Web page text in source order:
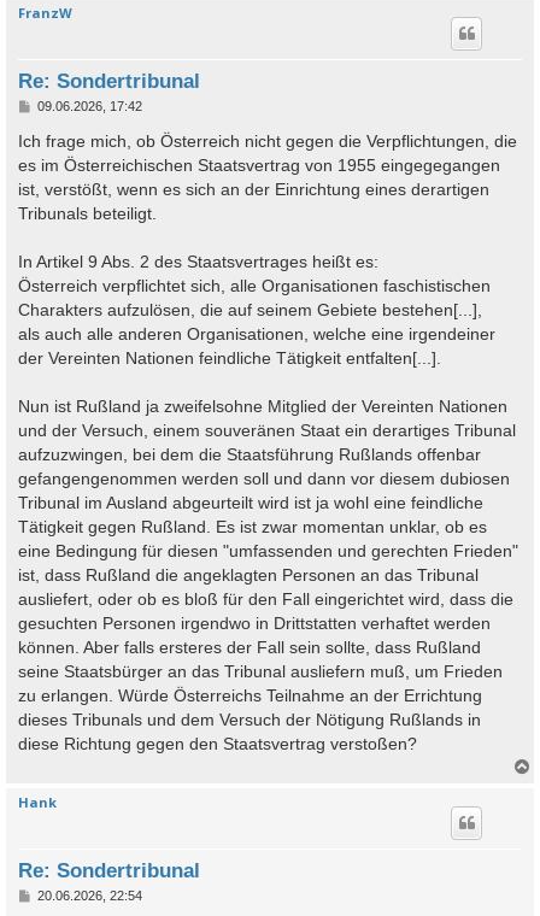
FranzW
Re: Sondertribunal
B
i
t
r
a
g
09.06.2026, 17:42
Ich frage mich, ob Österreich nicht gegen die Verpflichtungen, die
es im Österreichischen Staatsvertrag von 1955 eingegegangen
ist, verstößt, wenn es sich an der Einrichtung eines derartigen
Tribunals beteiligt.
In Artikel 9 Abs. 2 des Staatsvertrages heißt es:
Österreich verpflichtet sich, alle Organisationen faschistischen
Charakters aufzulösen, die auf seinem Gebiete bestehen[...],
als auch alle anderen Organisationen, welche eine irgendeiner
der Vereinten Nationen feindliche Tätigkeit entfalten[...].
Nun ist Rußland ja zweifelsohne Mitglied der Vereinten Nationen
und der Versuch, einem souveränen Staat ein derartiges Tribunal
aufzuzwingen, bei dem die Staatsführung Rußlands offenbar
gefangengenommen werden soll und dann vor diesem dubiosen
Tribunal im Ausland abgeurteilt wird ist ja wohl eine feindliche
Tätigkeit gegen Rußland. Es ist zwar momentan unklar, ob es
eine Bedingung für diesen "umfassenden und gerechten Frieden"
ist, dass Rußland die angeklagten Personen an das Tribunal
ausliefert, oder ob es bloß für den Fall eingerichtet wird, dass die
gesuchten Personen irgendwo in Drittstatten verhaftet werden
können. Aber falls ersteres der Fall sein sollte, dass Rußland
seine Staatsbürger an das Tribunal ausliefern muß, um Frieden
zu erlangen. Würde Österreichs Teilnahme an der Errichtung
dieses Tribunals und dem Versuch der Nötigung Rußlands in
diese Richtung gegen den Staatsvertrag verstoßen?
Hank
Re: Sondertribunal
B20.06.2026, 22:54